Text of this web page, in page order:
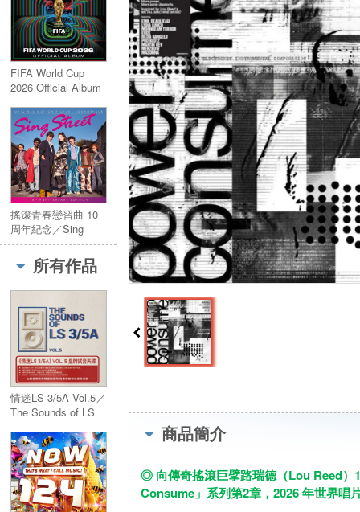
FIFA World Cup
2026 Official Album
搖滾青春戀習曲 10
周年紀念／Sing
Street 10th
Anniversary
所有作品
情迷LS 3/5A Vol.5／
The Sounds of LS
商品簡介
◎ 向傳奇搖滾巨擘路瑞德（Lou Reed）
Consume」系列第2章，2026 年世界唱